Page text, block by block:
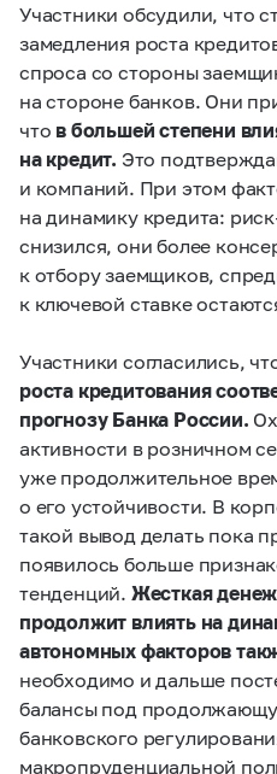
Участники обсудили, что
замедления роста
спроса со стороны
на стороне банков. Они
что в большей степени
на кредит. Это
и компаний. При этом
на динамику кредита:
снизился, они более
к отбору заемщиков,
к ключевой ставке
Участники согласились,
роста кредитования
прогнозу Банка России.
активности в розничном
уже продолжительное
о его устойчивости. В
такой вывод делать пока
появилось больше
тенденций. Жесткая
продолжит влиять на
автономных факторов
необходимо и дальше
балансы под
банковского
макропруденциальной